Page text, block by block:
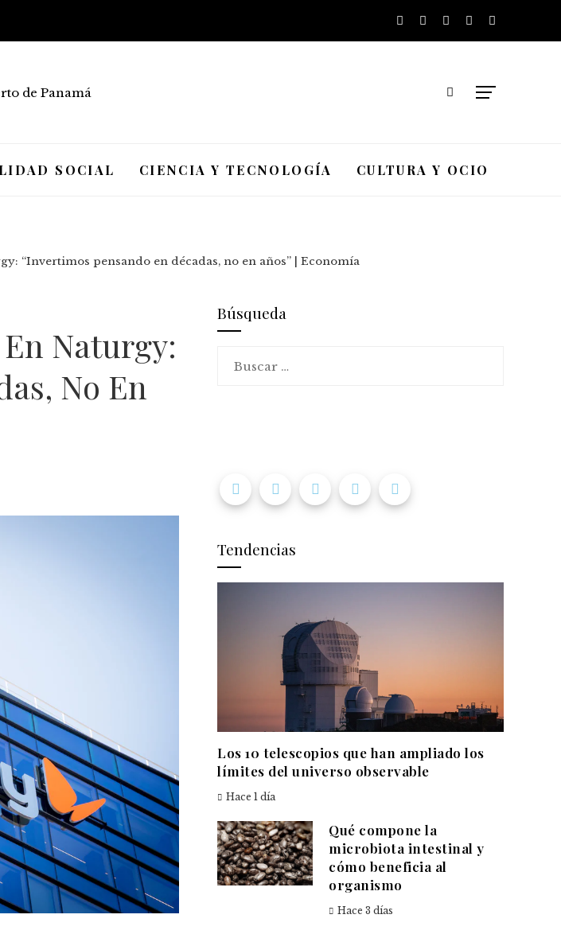
SOCIAL CIENCIA Y TECNOLOGÍA CULTURA Y OCIO
“Invertimos pensando en décadas, no en años” | Economía
Naturgy:
No En
Búsqueda
Tendencias
Los 10 telescopios que han ampliado los
límites del universo observable
Hace 1 día
Qué compone la
microbiota intestinal y
cómo beneficia al
organismo
Hace 3 días